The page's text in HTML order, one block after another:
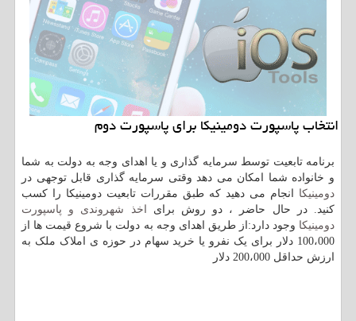
انتخاب پاسپورت دومینیكا برای پاسپورت دوم
برنامه تابعیت توسط سرمایه گذاری و یا اهدای وجه به دولت به شما
و خانواده شما امکان می دهد وقتی سرمایه گذاری قابل توجهی در
دومینیکا انجام می دهید که طبق مقررات تابعیت دومینیکا را کسب
کنید. در حال حاضر ، دو روش برای اخذ شهروندی و پاسپورت
دومینیکا وجود دارد:از طریق اهدای وجه به دولت با شروع قیمت ها از
100،000 دلار برای یک نفرو یا خرید سهام در حوزه ی املاک ملک به
ارزش حداقل 200،000 دلار